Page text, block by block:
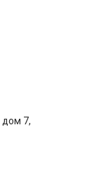
дом 7,